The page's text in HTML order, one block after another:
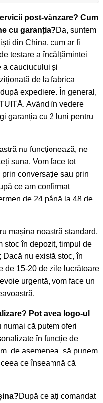
post-vânzare? Cum
cu garanția?Da, suntem
din China, cum ar fi
testare a încălțămintei
a cauciucului și
de la fabrica
expediere. În general,
Având în vedere
garanția cu 2 luni pentru
nu funcționează, ne
suna. Vom face tot
conversație sau prin
ce am confirmat
de 24 până la 48 de
mașina noastră standard,
stoc în depozit, timpul de
Dacă nu există stoc, în
de 15-20 de zile lucrătoare
urgentă, vom face un
Pot avea logo-ul
numai că putem oferi
în funcție de
de asemenea, să punem
ce înseamnă că
După ce ați comandat